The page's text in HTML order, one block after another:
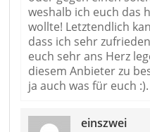
weshalb ich euch das
wollte! Letztendlich
dass ich sehr
euch sehr ans Herz
diesem Anbieter zu
ja auch was für euch :).
einszwei